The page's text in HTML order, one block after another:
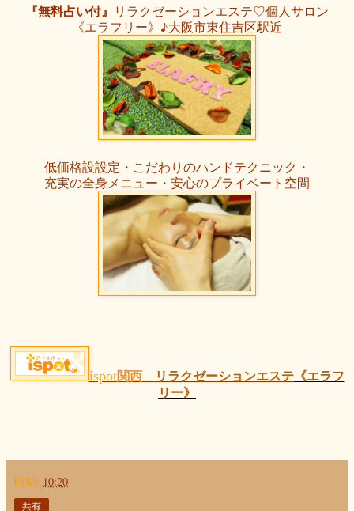
『無料占い付』 リラクゼーションエステ♡個人サロン
《エラフリー》♪大阪市東住吉区駅近
低価格設設定・こだわりのハンドテクニック・
充実の全身メニュー・安心のプライベート空間
ispot関西 リラクゼーションエステ《エラフ
リー》
時刻: 10:20
共有